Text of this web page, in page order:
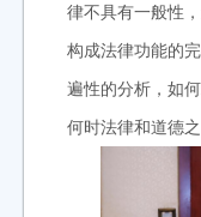
律不具有一般性
构成法律功能的
遍性的分析，如
何时法律和道德